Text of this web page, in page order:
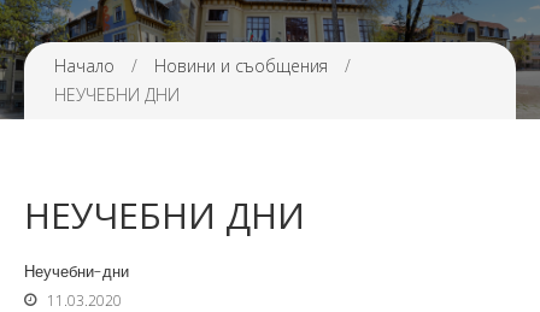
Прием
Проекти и дейности
Начало / Новини и съобщения
/
НЕУЧЕБНИ ДНИ
НЕУЧЕБНИ ДНИ
Неучебни-дни
11.03.2020